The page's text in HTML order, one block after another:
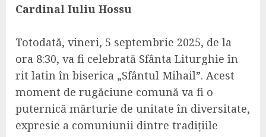
Cardinal Iuliu Hossu
Totodată, vineri, 5 septembrie 2025, de la
ora 8:30, va fi celebrată Sfânta Liturghie în
rit latin în biserica „Sfântul Mihail”. Acest
moment de rugăciune comună va fi o
puternică mărturie de unitate în diversitate,
expresie a comuniunii dintre tradițiile